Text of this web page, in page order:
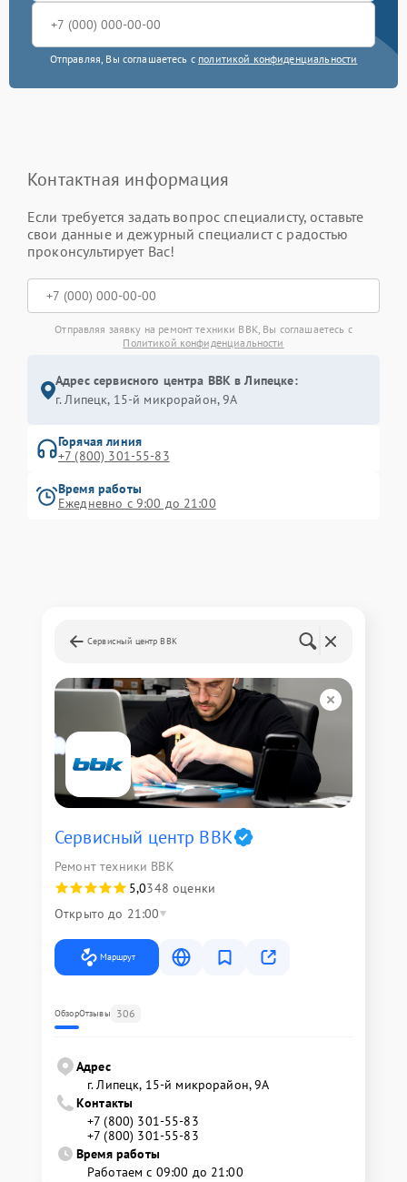
Отправляя, Вы соглашаетесь с политикой конфиденциальности
Контактная информация
Если требуется задать вопрос специалисту, оставьте
свои данные и дежурный специалист с радостью
проконсультирует Вас!
Отправляя заявку на ремонт техники BBK, Вы соглашаетесь с
Политикой конфиденциальности
Адрес сервисного центра BBK в Липецке:
г. Липецк, 15-й микрорайон, 9А
Горячая линия
+7 (800) 301-55-83
Время работы
Ежедневно с 9:00 до 21:00
Сервисный центр BBK
Сервисный центр BBK
Ремонт техники BBK
5,0348 оценки
Открыто до 21:00
Маршрут
ОбзорОтзывы 306
Адрес
г. Липецк, 15-й микрорайон, 9А
Контакты
+7 (800) 301-55-83
+7 (800) 301-55-83
Время работы
Работаем с 09:00 до 21:00